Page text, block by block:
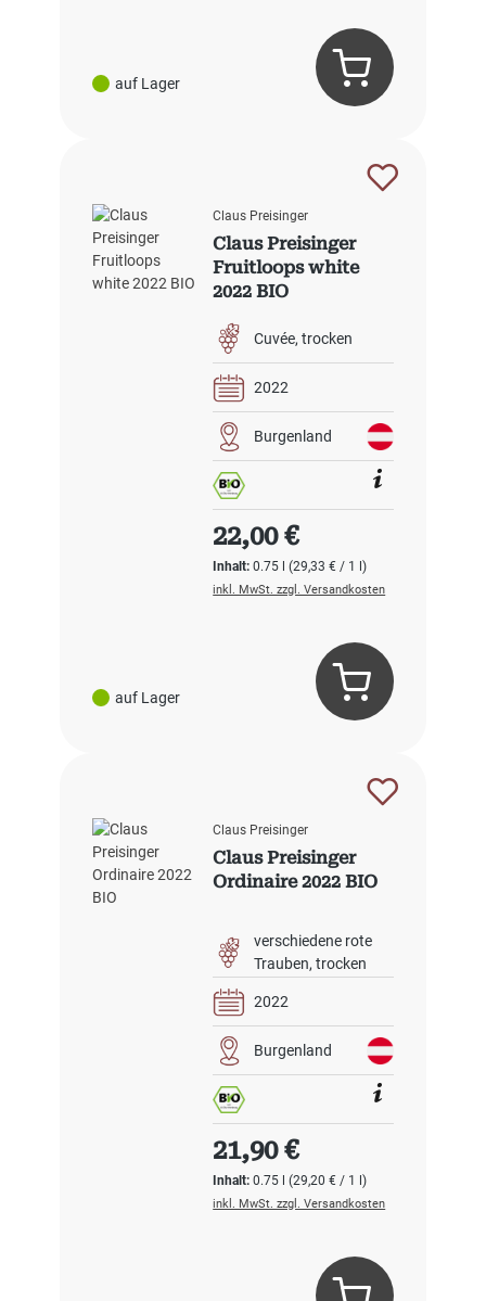
auf Lager
auf Lager
Claus Preisinger
Claus Preisinger
Fruitloops white
2022 BIO
Cuvée trocken
2022
Burgenland
Inhalt:0.75 l(29,33 € / 1 l)
Regulärer Preis:
22,00 €
inkl. MwSt. zzgl. Versandkosten
Claus Preisinger
Claus Preisinger
Ordinaire 2022 BIO
verschiedene rote
Trauben trocken
2022
Burgenland
Inhalt:0.75 l(29,20 € / 1 l)
Regulärer Preis:
21,90 €
inkl. MwSt. zzgl. Versandkosten